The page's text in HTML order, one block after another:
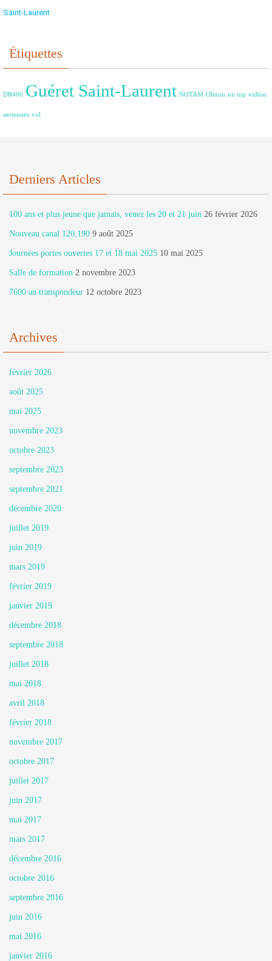
Saint-Laurent
Étiquettes
DR400 Guéret Saint-Laurent NOTAM Oléron on top vidéos
aeriennes vol
Derniers Articles
100 ans et plus jeune que jamais, venez les 20 et 21 juin 26 février 2026
Nouveau canal 120,190 9 août 2025
Journées portes ouvertes 17 et 18 mai 2025 10 mai 2025
Salle de formation 2 novembre 2023
7600 au transpondeur 12 octobre 2023
Archives
février 2026
août 2025
mai 2025
novembre 2023
octobre 2023
septembre 2023
septembre 2021
décembre 2020
juillet 2019
juin 2019
mars 2019
février 2019
janvier 2019
décembre 2018
septembre 2018
juillet 2018
mai 2018
avril 2018
février 2018
novembre 2017
octobre 2017
juillet 2017
juin 2017
mai 2017
mars 2017
décembre 2016
octobre 2016
septembre 2016
juin 2016
mai 2016
janvier 2016